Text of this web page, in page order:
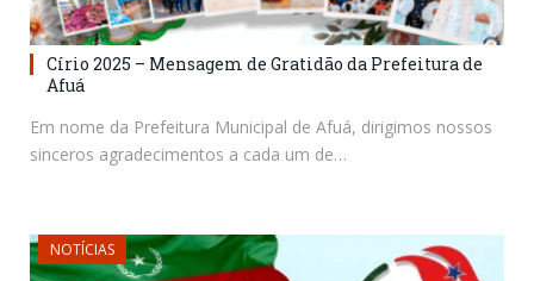
Círio 2025 – Mensagem de Gratidão da Prefeitura de
Afuá
Em nome da Prefeitura Municipal de Afuá, dirigimos nossos
sinceros agradecimentos a cada um de…
NOTÍCIAS